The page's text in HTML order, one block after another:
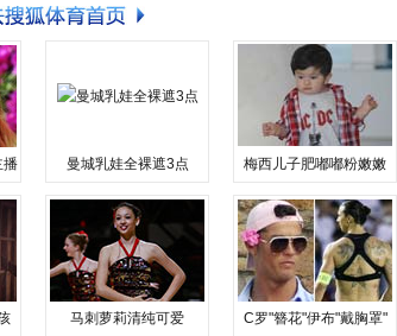
播 曼城乳娃全裸遮3点 梅西儿子肥嘟嘟粉嫩嫩
马刺萝莉清纯可爱 C罗"簪花"伊布"戴胸罩"